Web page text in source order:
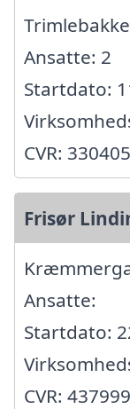
Ansatte: 2
Startdato:
CVR:
Frisør
Ansatte:
Startdato:
CVR: